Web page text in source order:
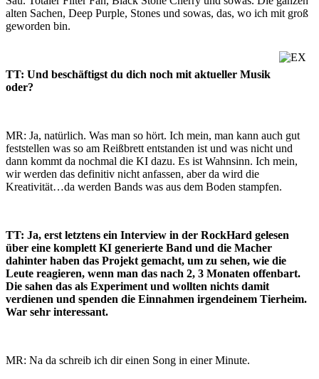
alten Sachen, Deep Purple, Stones und sowas, das, wo ich mit groß
geworden bin.
TT: Und beschäftigst du dich noch mit aktueller Musik
oder?
MR: Ja, natürlich. Was man so hört. Ich mein, man kann auch gut
feststellen was so am Reißbrett entstanden ist und was nicht und
dann kommt da nochmal die KI dazu. Es ist Wahnsinn. Ich mein,
wir werden das definitiv nicht anfassen, aber da wird die
Kreativität…da werden Bands was aus dem Boden stampfen.
TT: Ja, erst letztens ein Interview in der RockHard gelesen
über eine komplett KI generierte Band und die Macher
dahinter haben das Projekt gemacht, um zu sehen, wie die
Leute reagieren, wenn man das nach 2, 3 Monaten offenbart.
Die sahen das als Experiment und wollten nichts damit
verdienen und spenden die Einnahmen irgendeinem Tierheim.
War sehr interessant.
MR: Na da schreib ich dir einen Song in einer Minute.